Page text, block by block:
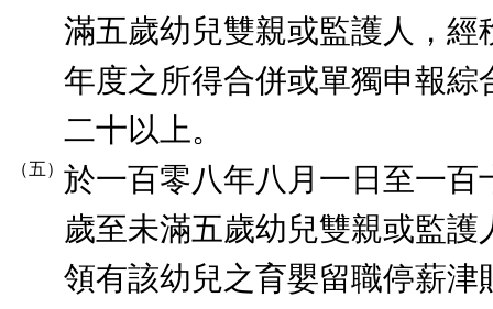
滿五歲幼兒雙親或監護人，經
年度之所得合併或單獨申報綜
二十以上。
（五） 於一百零八年八月一日至一百
歲至未滿五歲幼兒雙親或監
領有該幼兒之育嬰留職停薪津